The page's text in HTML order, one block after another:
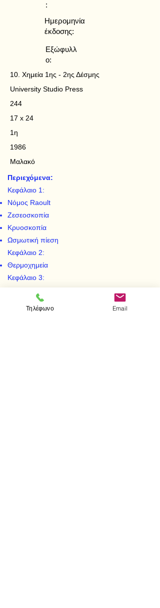
:
Ημερομηνία
έκδοσης:
Εξώφυλλ
ο:
10. Χημεία 1ης - 2ης Δέσμης
University Studio Press
244
17 x 24
1η
1986
Μαλακό
Περιεχόμενα:
Κεφάλαιο 1:
Νόμος Raoult
Ζεσεοσκοπία
Κρυοσκοπία
Ωσμωτική πίεση
Κεφάλαιο 2:
Θερμοχημεία
Κεφάλαιο 3:
Ταχύτητα αντίδρασης
Χημική ισορροπία
Τηλέφωνο Email